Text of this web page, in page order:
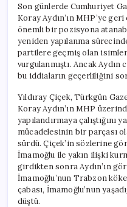
Son günlerde Cumhuriyet
Koray Aydın’ın MHP’ye
önemli bir pozisyona
yeniden yapılanma
partilere geçmiş olan
vurgulanmıştı. Ancak
bu iddiaların geçerliliğini
Yıldıray Çiçek, Türkgün
Koray Aydın’ın MHP
yapılandırmaya çalıştığını
mücadelesinin bir parçası
sürdü. Çiçek’in sözlerine
İmamoğlu ile yakın ilişki
girdikten sonra Aydın’ın
İmamoğlu’nun Trabzon
çabası, İmamoğlu’nun
düştü.